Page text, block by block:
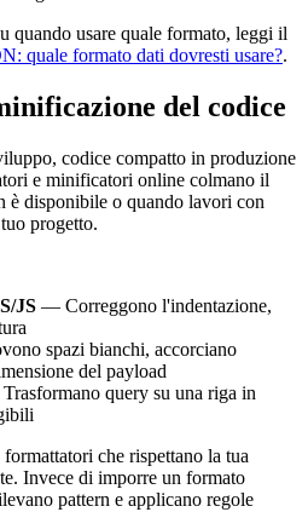
quando usare quale formato, leggi il
quale formato dati dovresti usare?.
del codice
codice compatto in produzione
e minificatori online colmano il
disponibile o quando lavori con
progetto.
JS — Correggono l'indentazione,
spazi bianchi, accorciano
del payload
query su una riga in
che rispettano la tua
Invece di imporre un formato
pattern e applicano regole